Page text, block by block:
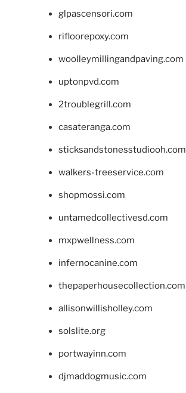
glpascensori.com
rifloorepoxy.com
woolleymillingandpaving.com
uptonpvd.com
2troublegrill.com
casateranga.com
sticksandstonesstudiooh.com
walkers-treeservice.com
shopmossi.com
untamedcollectivesd.com
mxpwellness.com
infernocanine.com
thepaperhousecollection.com
allisonwillisholley.com
solslite.org
portwayinn.com
djmaddogmusic.com